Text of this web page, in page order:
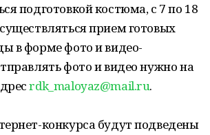
подготовкой костюма, с 7 по 18
прием готовых
в форме фото и видео-
фото и видео нужно на
rdk_maloyaz@mail.ru.
конкурса будут подведены